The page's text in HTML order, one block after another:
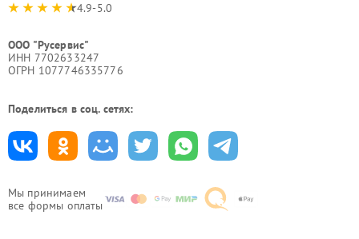
Мы принимаем
все формы оплаты
4.9-5.0
ООО "Русервис"
ИНН 7702633247
ОГРН 1077746335776
Поделиться в соц. сетях: